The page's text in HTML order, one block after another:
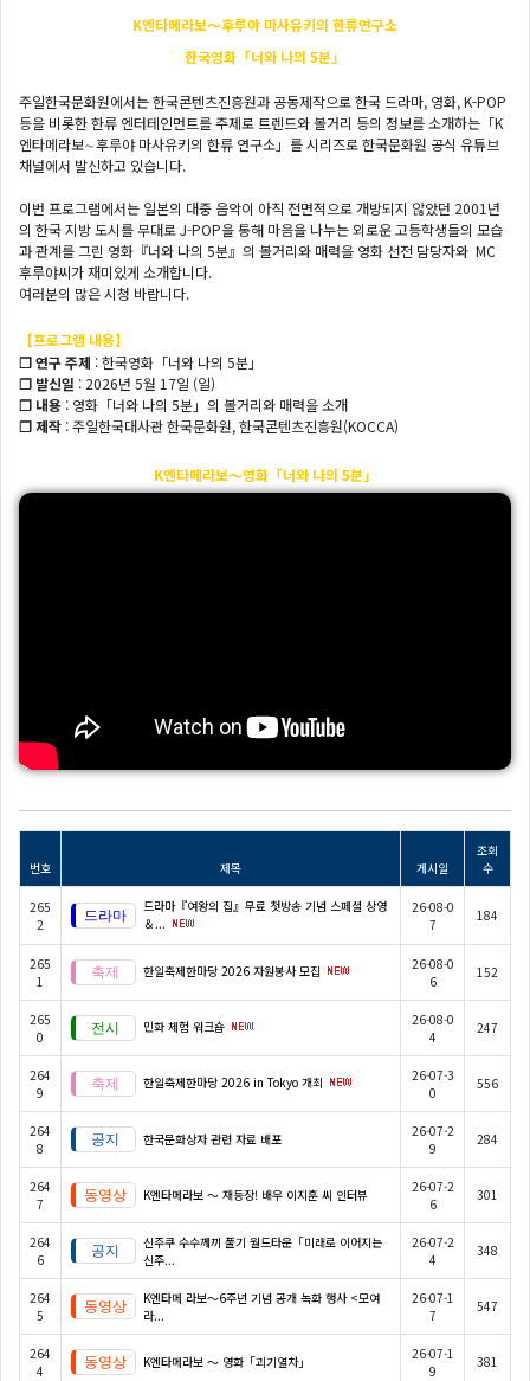
K엔타메라보～후루야 마사유키의 한류연구소
한국영화「너와 나의 5분」
주일한국문화원에서는 한국콘텐츠진흥원과 공동제작으로 한국 드라마, 영화, K-POP
등을 비롯한 한류 엔터테인먼트를 주제로 트렌드와 볼거리 등의 정보를 소개하는「K
엔타메라보∼후루야 마사유키의 한류 연구소」를 시리즈로 한국문화원 공식 유튜브
채널에서 발신하고 있습니다.
이번 프로그램에서는 일본의 대중 음악이 아직 전면적으로 개방되지 않았던 2001년
의 한국 지방 도시를 무대로 J-POP을 통해 마음을 나누는 외로운 고등학생들의 모습
과 관계를 그린 영화『너와 나의 5분』의 볼거리와 매력을 영화 선전 담당자와 MC
후루야씨가 재미있게 소개합니다.
여러분의 많은 시청 바랍니다.
【프로그램 내용】
❐ 연구 주제 : 한국영화「너와 나의 5분」
❐ 발신일 : 2026년 5월 17일 (일)
❐ 내용 : 영화「너와 나의 5분」의 볼거리와 매력을 소개
❐ 제작 : 주일한국대사관 한국문화원, 한국콘텐츠진흥원(KOCCA)
K엔타메라보～영화「너와 나의 5분」
번호 제목 게시일
조회
수
265
2
드라마『여왕의 집』무료 첫방송 기념 스페셜 상영
＆...
26-08-0
7
184
265
1
한일축제한마당 2026 자원봉사 모집
26-08-0
6
152
265
0
민화 체험 워크숍
26-08-0
4
247
264
9
한일축제한마당 2026 in Tokyo 개최
26-07-3
0
556
264
8
한국문화상자 관련 자료 배포
26-07-2
9
284
264
7
K엔타메라보 ～ 재등장! 배우 이지훈 씨 인터뷰
26-07-2
6
301
264
6
신주쿠 수수께끼 풀기 월드타운「미래로 이어지는
신주...
26-07-2
4
348
264
5
K엔타메 라보～6주년 기념 공개 녹화 행사 <모여
라...
26-07-1
7
547
264
4
K엔타메라보 ～ 영화「괴기열차」
26-07-1
9
381